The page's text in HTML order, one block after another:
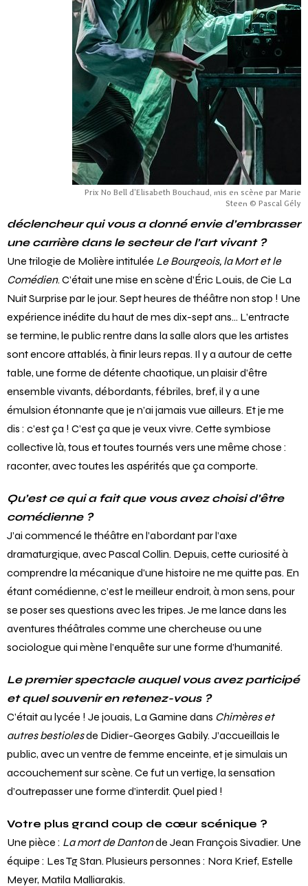
Prix No Bell d’Elisabeth Bouchaud, mis en scène par Marie
Steen © Pascal Gély
déclencheur qui vous a donné envie d’embrasser
une carrière dans le secteur de l’art vivant ?
Une trilogie de Molière intitulée Le Bourgeois, la Mort et le
Comédien. C’était une mise en scène d’Éric Louis, de Cie La
Nuit Surprise par le jour. Sept heures de théâtre non stop ! Une
expérience inédite du haut de mes dix-sept ans… L’entracte
se termine, le public rentre dans la salle alors que les artistes
sont encore attablés, à finir leurs repas. Il y a autour de cette
table, une forme de détente chaotique, un plaisir d’être
ensemble vivants, débordants, fébriles, bref, il y a une
émulsion étonnante que je n’ai jamais vue ailleurs. Et je me
dis : c’est ça ! C’est ça que je veux vivre. Cette symbiose
collective là, tous et toutes tournés vers une même chose :
raconter, avec toutes les aspérités que ça comporte.
Qu’est ce qui a fait que vous avez choisi d’être
comédienne ?
J’ai commencé le théâtre en l’abordant par l’axe
dramaturgique, avec Pascal Collin. Depuis, cette curiosité à
comprendre la mécanique d’une histoire ne me quitte pas. En
étant comédienne, c’est le meilleur endroit, à mon sens, pour
se poser ses questions avec les tripes. Je me lance dans les
aventures théâtrales comme une chercheuse ou une
sociologue qui mène l’enquête sur une forme d’humanité.
Le premier spectacle auquel vous avez participé
et quel souvenir en retenez-vous ?
C’était au lycée ! Je jouais, La Gamine dans Chimères et
autres bestiolesde Didier-Georges Gabily. J’accueillais le
public, avec un ventre de femme enceinte, et je simulais un
accouchement sur scène. Ce fut un vertige, la sensation
d’outrepasser une forme d’interdit. Quel pied !
Votre plus grand coup de cœur scénique ?
Une pièce : La mort de Dantonde Jean François Sivadier. Une
équipe : Les Tg Stan. Plusieurs personnes : Nora Krief, Estelle
Meyer, Matila Malliarakis.